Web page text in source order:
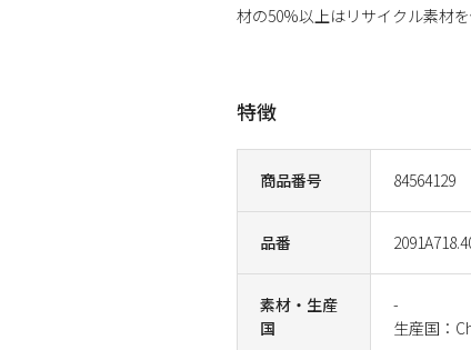
商品番号 84564129
品番
素材・生産
国
-
生産国：
材の50%以上はリサイクル素材
特徴